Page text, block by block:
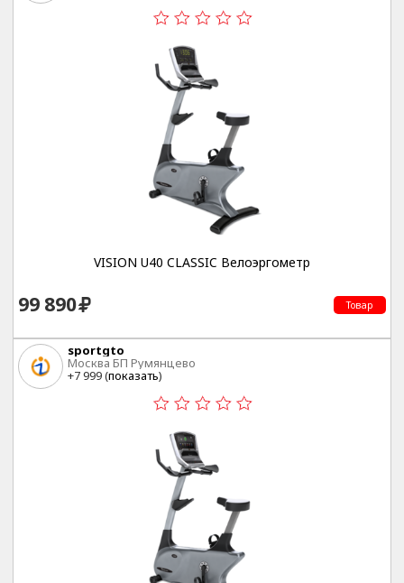
VISION U40 CLASSIC Велоэргометр
99 890 Товар
sportgto
Москва БП Румянцево
+7 999 (показать)